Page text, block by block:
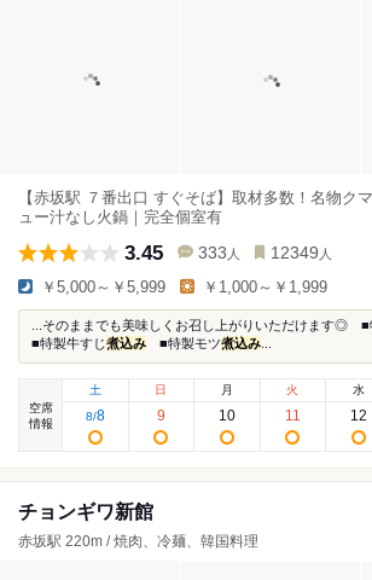
【赤坂駅 ７番出口 すぐそば】取材多数！名物ク
ュー汁なし火鍋｜完全個室有
3.45 333 人 12349 人
￥5,000～￥5,999 ￥1,000～￥1,999
...そのままでも美味しくお召し上がりいただけます◎ ■
■特製牛すじ煮込み ■特製モツ煮込み
空席
情報
土
8/8
日
9
月
10
火
11
水
12
チョンギワ新館
赤坂駅 220m / 焼肉、冷麺、韓国料理